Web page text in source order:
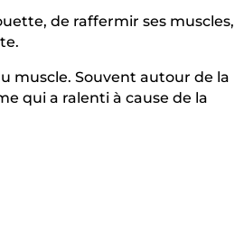
de raffermir ses muscles,
muscle. Souvent autour de la
qui a ralenti à cause de la